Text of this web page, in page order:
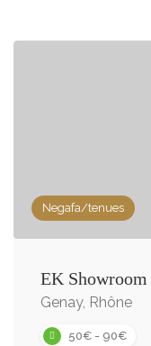
Negafa/tenues
EK Showroom
Genay, Rhône
50€ - 90€